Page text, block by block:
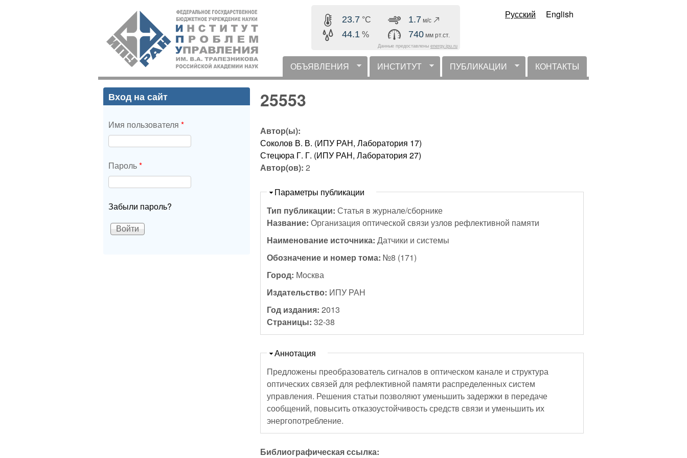
содержанию
ИПУ
РАН
23.7 °C
44.1 %
1.7 м/с
740 мм рт.ст.
Данные предоставлены energy.ipu.ru
Русский English
горизонтальное меню
ОБЪЯВЛЕНИЯ ИНСТИТУТ ПУБЛИКАЦИИ КОНТАКТЫ
25553
Автор(ы):
Соколов В. В. (ИПУ РАН, Лаборатория 17)
Стецюра Г. Г. (ИПУ РАН, Лаборатория 27)
Автор(ов):2
Скрыть
Параметры публикации
Тип публикации:Статья в журнале/сборнике
Название:Организация оптической связи узлов рефлективной памяти
Наименование источника:Датчики и системы
Обозначение и номер тома:№8 (171)
Город: Москва
Издательство: ИПУ РАН
Год издания:2013
Страницы:32-38
Скрыть
Аннотация
Предложены преобразователь сигналов в оптическом канале и структура
оптических связей для рефлективной памяти распределенных систем
управления. Решения статьи позволяют уменьшить задержки в передаче
сообщений, повысить отказоустойчивость средств связи и уменьшить их
энергопотребление.
Библиографическая ссылка:
Вход на сайт
Имя пользователя *
Пароль*
Забыли пароль?